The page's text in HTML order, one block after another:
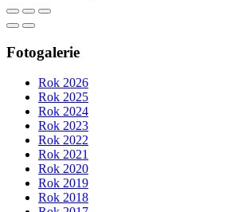
Fotogalerie
Rok 2026
Rok 2025
Rok 2024
Rok 2023
Rok 2022
Rok 2021
Rok 2020
Rok 2019
Rok 2018